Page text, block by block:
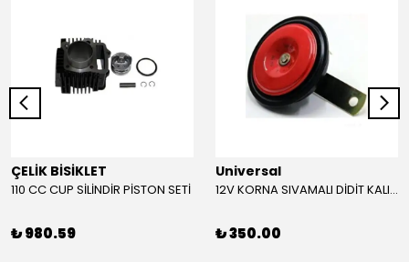
ÇELİK BİSİKLET
110 CC CUP SİLİNDİR PİSTON SETİ
₺ 980.59
Universal
12V KORNA SIVAMALI DİDİT KALIN SESLİ (KIRMIZI)
₺ 350.00